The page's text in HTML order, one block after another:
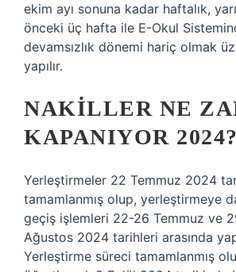
ekim ayı sonuna kadar haftalık,
önceki üç hafta ile E-Okul
devamsızlık dönemi hariç olmak
yapılır.
NAKILLER NE
KAPANIYOR 2024?
Yerleştirmeler 22 Temmuz 2024
tamamlanmış olup, yerleştirmeye
geçiş işlemleri 22-26 Temmuz ve
Ağustos 2024 tarihleri ​​arasında
Yerleştirme süreci tamamlanmış